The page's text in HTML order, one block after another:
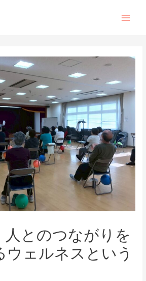
人とのつながりを
ウェルネスという